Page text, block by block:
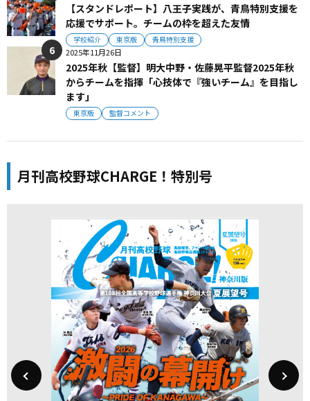
【スタンドレポート】八王子実践が、青鳥特別支援を
応援でサポート。チームの枠を超えた友情
学校紹介 東京版 青鳥特別支援
2025年11月26日
2025年秋【監督】明大中野・佐藤晃平監督2025年秋
からチームを指揮「心技体で『強いチーム』を目指し
ます」
東京版 監督コメント
月刊高校野球CHARGE！特別号